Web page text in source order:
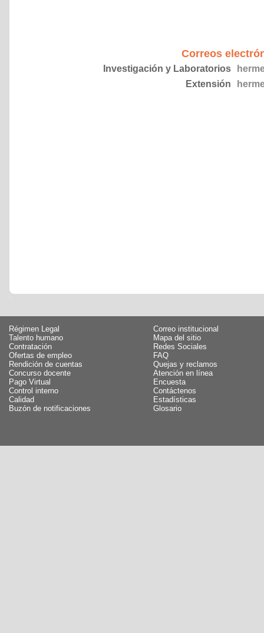
Correos
Investigación y Laboratorios
Extensión
Régimen Legal
Talento humano
Contratación
Ofertas de empleo
Rendición de cuentas
Concurso docente
Pago Virtual
Control interno
Calidad
Buzón de notificaciones
Correo institucional
Mapa del sitio
Redes Sociales
FAQ
Quejas y reclamos
Atención en línea
Encuesta
Contáctenos
Estadísticas
Glosario